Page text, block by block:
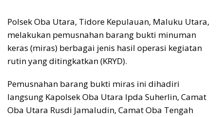
Polsek Oba Utara, Tidore Kepulauan, Maluku Utara,
melakukan pemusnahan barang bukti minuman
keras (miras) berbagai jenis hasil operasi kegiatan
rutin yang ditingkatkan (KRYD).
Pemusnahan barang bukti miras ini dihadiri
langsung Kapolsek Oba Utara Ipda Suherlin, Camat
Oba Utara Rusdi Jamaludin, Camat Oba Tengah